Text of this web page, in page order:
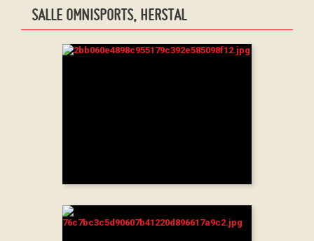
SALLE OMNISPORTS, HERSTAL